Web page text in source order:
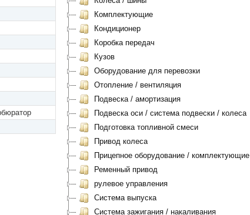
Комплектующие
Кондиционер
Коробка передач
Кузов
Оборудование для перевозки
Отопление / вентиляция
Подвеска / амортизация
Подвеска оси / система подвески / колеса
Подготовка топливной смеси
Привод колеса
Прицепное оборудование / комплектующие
Ременный привод
рулевое управления
Система выпуска
Система зажигания / накаливания